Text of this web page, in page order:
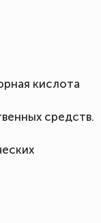
кислота
средств.